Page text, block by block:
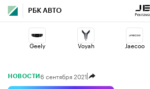
РБК АВТО
Geely Voyah Jaecoo
Haval Changan
НОВОСТИ 6 сентября 2021